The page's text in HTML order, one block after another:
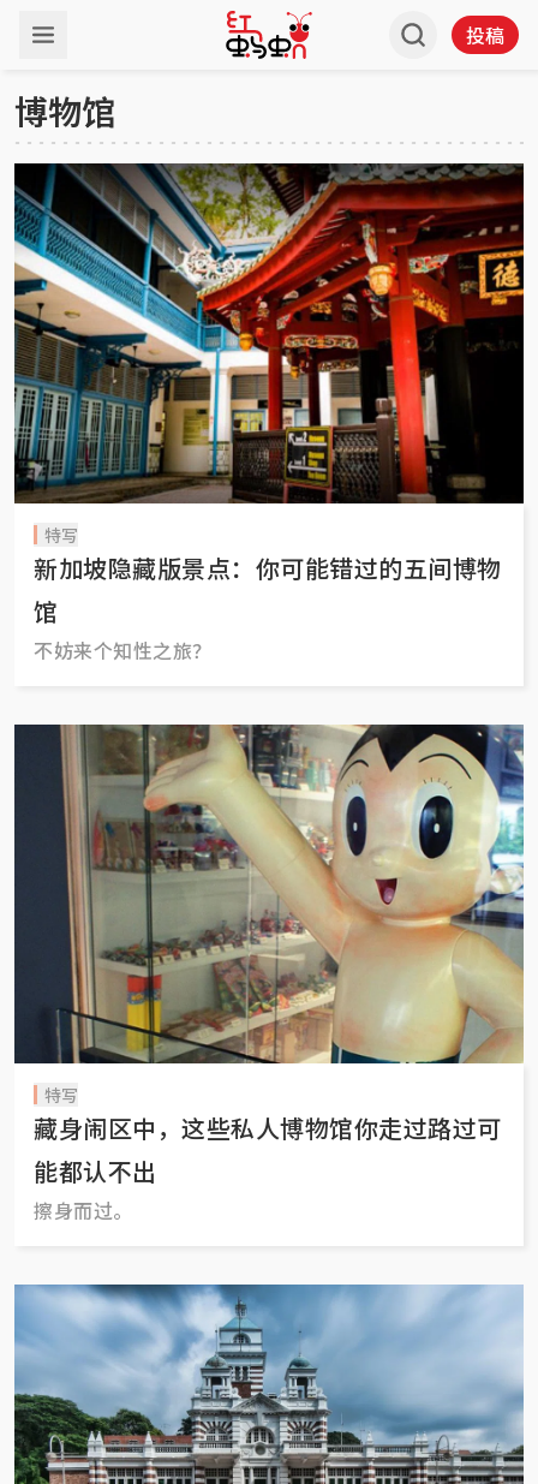
投稿
博物馆
特写
新加坡隐藏版景点：你可能错过的五间博物
馆
不妨来个知性之旅？
特写
藏身闹区中，这些私人博物馆你走过路过可
能都认不出
擦身而过。